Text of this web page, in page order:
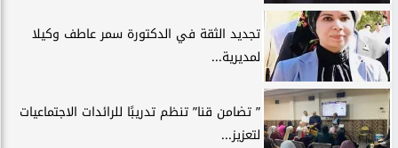
تجديد الثقة في الدكتورة سمر عاطف وكيلا
لمديرية...
” تضامن قنا” تنظم تدريبًا للرائدات الاجتماعيات
لتعزيز...